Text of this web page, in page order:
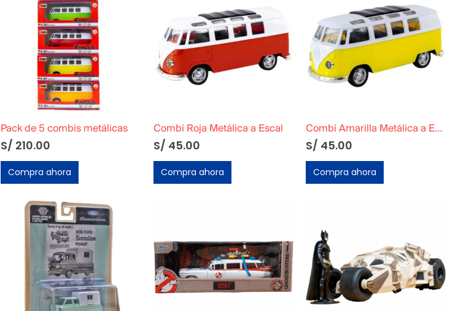
Pack de 5 combis metálicas
S/ 210.00
Compra ahora
Combi Roja Metálica a Escal
S/ 45.00
Compra ahora
Combi Amarilla Metálica a Escala
S/ 45.00
Compra ahora